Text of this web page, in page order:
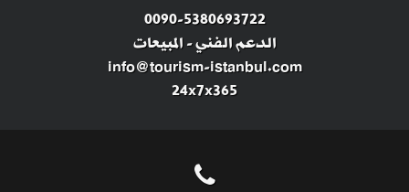
0090-5380693722
الدعم الفني-المبيعات
info@tourism-istanbul.com
24x7x365